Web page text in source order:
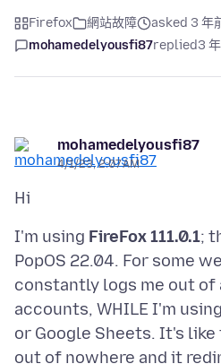
Firefox 網站故障
asked 3 年
mohamedelyousfi87replied3
mohamedelyousfi87
4/1/23, 2:07 AM
I'm using FireFox 111.0.1;
PopOS 22.04. For some
constantly logs me out of
accounts, WHILE I'm
or Google Sheets. It's
out of nowhere and it